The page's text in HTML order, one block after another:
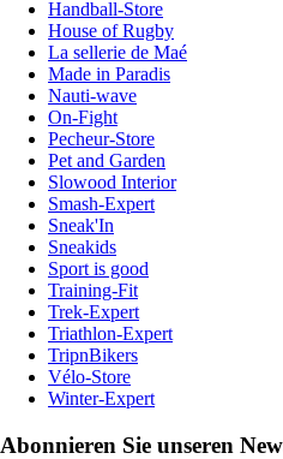
Handball-Store
House of Rugby
La sellerie de Maé
Made in Paradis
Nauti-wave
On-Fight
Pecheur-Store
Pet and Garden
Slowood Interior
Smash-Expert
Sneak'In
Sneakids
Sport is good
Training-Fit
Trek-Expert
Triathlon-Expert
TripnBikers
Vélo-Store
Winter-Expert
Abonnieren Sie unseren